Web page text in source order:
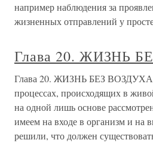
например наблюдения за
жизненных отправлений у
Глава 20. ЖИЗНЬ
Глава 20. ЖИЗНЬ БЕЗ ВОЗДУХА
процессах, происходящих в
на одной лишь основе
имеем на входе в организм и на
решили, что должен